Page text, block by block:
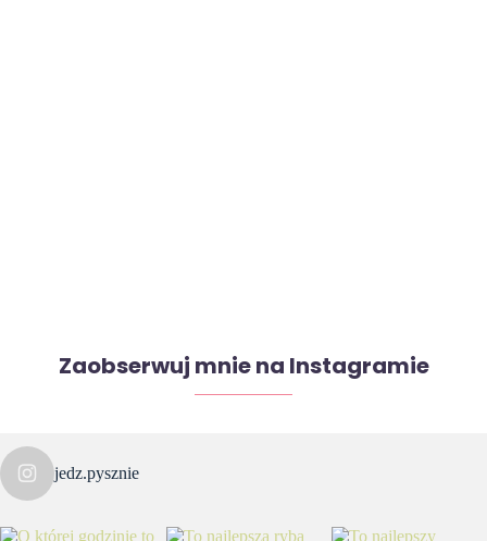
Zaobserwuj mnie na Instagramie
jedz.pysznie